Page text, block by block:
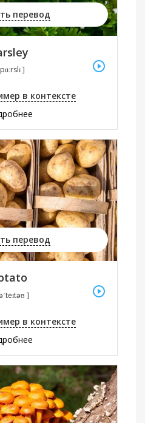
перевод
]
в контексте
перевод
]
в контексте